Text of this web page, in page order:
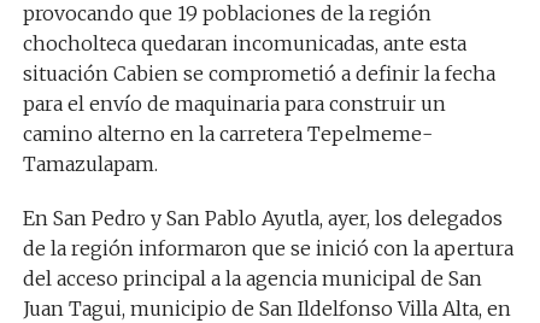
provocando que 19 poblaciones de la región
chocholteca quedaran incomunicadas, ante esta
situación Cabien se comprometió a definir la fecha
para el envío de maquinaria para construir un
camino alterno en la carretera Tepelmeme-
Tamazulapam.
En San Pedro y San Pablo Ayutla, ayer, los delegados
de la región informaron que se inició con la apertura
del acceso principal a la agencia municipal de San
Juan Tagui, municipio de San Ildelfonso Villa Alta, en